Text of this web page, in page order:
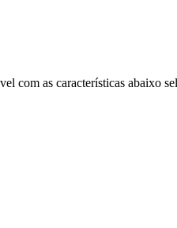
com as características abaixo